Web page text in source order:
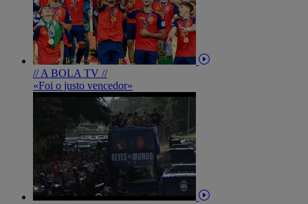
// A BOLA TV //
«Foi o justo vencedor»